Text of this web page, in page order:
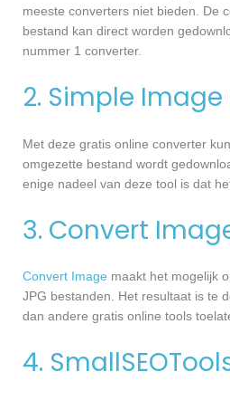
meeste converters niet bieden. De
bestand kan direct worden
nummer 1 converter.
2. Simple
Met deze gratis online converter
omgezette bestand wordt
enige nadeel van deze tool is dat
3. Convert
Convert Image maakt het mogelijk
JPG bestanden. Het resultaat is te
dan andere gratis online tools
4.